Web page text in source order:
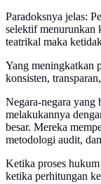
Paradoksnya jelas:
selektif menurunkan
teatrikal maka
Yang meningkatkan
konsisten,
Negara-negara
melakukannya
besar. Mereka
metodologi audit,
Ketika proses
ketika perhitungan